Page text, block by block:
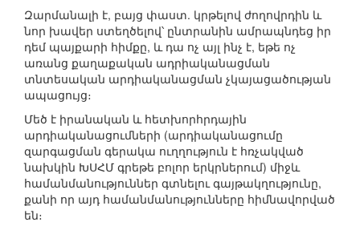
Զարմանալի է, բայց փաստ. կրթելով ժողովրդին և
նոր խավեր ստեղծելով՝ ընտրանին ամրապնդեց իր
դեմ պայքարի հիմքը, և դա ոչ այլ ինչ է, եթե ոչ
առանց քաղաքական ադրիականացման
տնտեսական արդիականացման չկայացածության
ապացույց։
Մեծ է իրանական և հետխորհրդային
արդիականացումների (արդիականացումը
զարգացման գերակա ուղղություն է հռչակված
նախկին ԽՍՀՄ գրեթե բոլոր երկրներում) միջև
համանմանություններ գտնելու գայթակղությունը,
քանի որ այդ համանմանությունները հիմնավորված
են։